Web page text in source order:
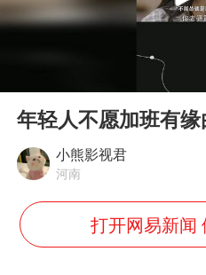
直击
白海
Play
年轻人不愿加班有缘
小熊影视君
河南
打开网易新闻